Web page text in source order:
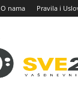
O nama Pravila i